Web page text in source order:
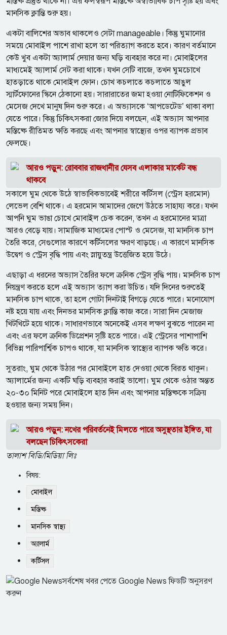
মানসিক ক্লান্তি শুরু হয়।
একটা বালিশের অভাব থাকলেও সেটা manageable। কিন্তু ঘুমানোর
সময়ে মোবাইল পাশে রাখা হলে তা পরিত্যাগ করতে হবে। কারণ বর্তমানে
কেউ খুব একটা অ্যালার্ম দেয়ার জন্য ঘড়ি ব্যবহার করে না। মোবাইলের
মাধ্যমেই অ্যালার্ম সেট করা থাকে। যখন সেটি বাজে, তখন ঘুমচোখে
হাতড়াতে থাকে মোবাইল ফোন। চোখ কচলাতে কচলাতে আঙুল
স্মার্টফোনের স্কিনে ঠেকানো হয়। সারারাতের জমা হওয়া নোটিফিকেশন ও
মেসেজ দেখে মানুষ দিন শুরু করে। এ অভ্যাসকে ‘আপডেটেড’ থাকা বলা
যেতে পারে। কিন্তু চিকিৎসকরা জোর দিয়ে বলছেন, এই অভ্যাস আপনার
মস্তিষ্কে রীতিমত ক্ষতি করছে এবং আপনার স্বাস্থ্যের ওপর ব্যাপক প্রভাব
ফেলছে।
আরও পড়ুন: রোববার রাজধানীর যেসব এলাকার মার্কেট বন্ধ
থাকবে
সকালে ঘুম থেকে উঠে স্বাভাবিকভাবেই শরীরে কর্টিসল (স্ট্রেস হরমোন)
লেভেল বেশি থাকে। এ হরমোন আমাদের জেগে উঠতে সাহায্য করে। যখন
আপনি ঘুম ভাঙা চোখে মোবাইল চেক করেন, তখন এ হরমোনের মাত্রা
আরও বেড়ে যায়। সামাজিক মাধ্যমের পোস্ট ও মেসেজ, যা মানসিক চাপ
তৈরি করে, সেগুলোর কারণে কর্টিসলের ক্ষরণ বাড়ছে। এ কারণে মানসিক
উদ্বেগ ও স্ট্রেস বৃদ্ধি পায় এবং স্নায়ুতন্ত্র উত্তেজিত হয়ে উঠে।
এছাড়া এ ধরনের অভ্যাস তৈরির ফলে ক্রনিক স্ট্রেস বৃদ্ধি পায়। মানসিক চাপ
নিয়ন্ত্রণ করতে হলে এই অভ্যাস ত্যাগ করা উচিত। যদি দিনের শুরুতেই
মানসিক চাপ থাকে, তা হলে গোটা দিনটাই বিগড়ে যেতে পারে। মনোযোগ
নষ্ট হয়ে যায় এবং দিনভর মানসিক ক্লান্তি কাজ করে। সারা দিন মেজাজ
খিটখিটে হয়ে থাকে। সাধারণভাবে অনেকেই এসব লক্ষণ বুঝতে পারেন না
এবং এর ফলে ক্রনিক ডিপ্রেশন সৃষ্টি হতে পারে। এই স্ট্রেসের পাশাপাশি
বিভিন্ন পারিপার্শ্বিক চাপও থাকে, যা মানসিক স্বাস্থ্যের ব্যাপক ক্ষতি করে।
সুতরাং, ঘুম থেকে উঠার পর মোবাইলে হাত দেওয়া থেকে বিরত থাকুন।
অ্যালার্মের জন্য একটি ঘড়ি ব্যবহার করাই ভালো। ঘুম থেকে ওঠার অন্তত
২০-৩০ মিনিট পরে মোবাইলে হাত দিন এবং আপনার মস্তিষ্ককে সক্রিয়
হওয়ার জন্য সময় দিন।
আরও পড়ুন: নখের পরিবর্তনেই মিলতে পারে অসুস্থতার ইঙ্গিত, যা
বলছেন চিকিৎসকেরা
তালাশ বিডি/মিডিয়া লিঃ
বিষয়:
মোবাইল
মস্তিষ্ক
মানসিক স্বাস্থ্য
অ্যালার্ম
কর্টিসল
সর্বশেষ খবর পেতে Google News ফিডটি অনুসরণ
করুন